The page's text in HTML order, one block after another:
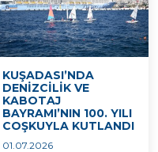
KUŞADASI’NDA
DENİZCİLİK VE
KABOTAJ
BAYRAMI’NIN 100. YILI
COŞKUYLA KUTLANDI
01.07.2026